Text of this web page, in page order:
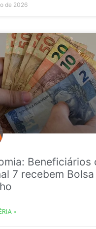
de 2026
Beneficiários
7 recebem Bolsa
»